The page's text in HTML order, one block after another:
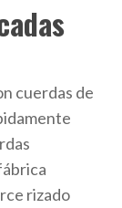
cuerdas de
rizado